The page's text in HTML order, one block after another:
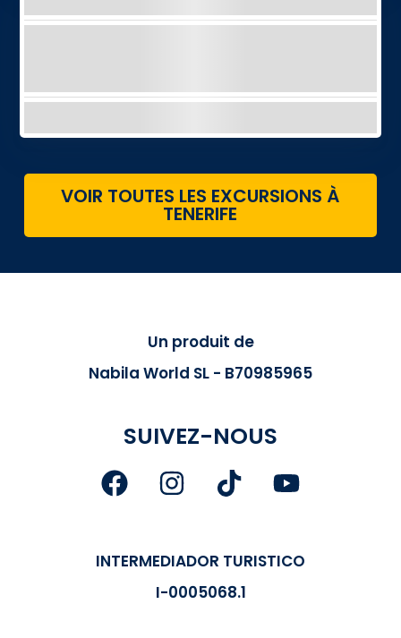
VOIR TOUTES LES EXCURSIONS À
TENERIFE
Un produit de
Nabila World SL - B70985965
SUIVEZ-NOUS
INTERMEDIADOR TURISTICO
I-0005068.1